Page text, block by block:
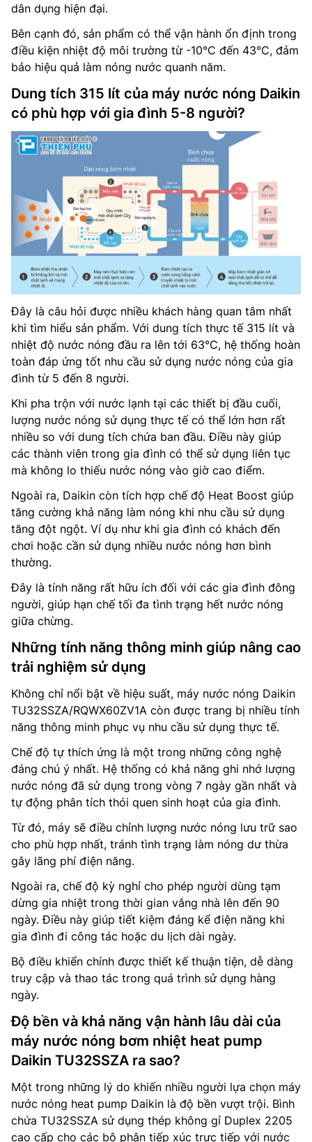
dân dụng hiện đại.
Bên cạnh đó, sản phẩm có thể vận hành ổn định trong
điều kiện nhiệt độ môi trường từ -10°C đến 43°C, đảm
bảo hiệu quả làm nóng nước quanh năm.
Dung tích 315 lít của máy nước nóng Daikin
có phù hợp với gia đình 5-8 người?
Đây là câu hỏi được nhiều khách hàng quan tâm nhất
khi tìm hiểu sản phẩm. Với dung tích thực tế 315 lít và
nhiệt độ nước nóng đầu ra lên tới 63°C, hệ thống hoàn
toàn đáp ứng tốt nhu cầu sử dụng nước nóng của gia
đình từ 5 đến 8 người.
Khi pha trộn với nước lạnh tại các thiết bị đầu cuối,
lượng nước nóng sử dụng thực tế có thể lớn hơn rất
nhiều so với dung tích chứa ban đầu. Điều này giúp
các thành viên trong gia đình có thể sử dụng liên tục
mà không lo thiếu nước nóng vào giờ cao điểm.
Ngoài ra, Daikin còn tích hợp chế độ Heat Boost giúp
tăng cường khả năng làm nóng khi nhu cầu sử dụng
tăng đột ngột. Ví dụ như khi gia đình có khách đến
chơi hoặc cần sử dụng nhiều nước nóng hơn bình
thường.
Đây là tính năng rất hữu ích đối với các gia đình đông
người, giúp hạn chế tối đa tình trạng hết nước nóng
giữa chừng.
Những tính năng thông minh giúp nâng cao
trải nghiệm sử dụng
Không chỉ nổi bật về hiệu suất, máy nước nóng Daikin
TU32SSZA/RQWX60ZV1A còn được trang bị nhiều tính
năng thông minh phục vụ nhu cầu sử dụng thực tế.
Chế độ tự thích ứng là một trong những công nghệ
đáng chú ý nhất. Hệ thống có khả năng ghi nhớ lượng
nước nóng đã sử dụng trong vòng 7 ngày gần nhất và
tự động phân tích thói quen sinh hoạt của gia đình.
Từ đó, máy sẽ điều chỉnh lượng nước nóng lưu trữ sao
cho phù hợp nhất, tránh tình trạng làm nóng dư thừa
gây lãng phí điện năng.
Ngoài ra, chế độ kỳ nghỉ cho phép người dùng tạm
dừng gia nhiệt trong thời gian vắng nhà lên đến 90
ngày. Điều này giúp tiết kiệm đáng kể điện năng khi
gia đình đi công tác hoặc du lịch dài ngày.
Bộ điều khiển chính được thiết kế thuận tiện, dễ dàng
truy cập và thao tác trong quá trình sử dụng hàng
ngày.
Độ bền và khả năng vận hành lâu dài của
máy nước nóng bơm nhiệt heat pump
Daikin TU32SSZA ra sao?
Một trong những lý do khiến nhiều người lựa chọn máy
nước nóng heat pump Daikin là độ bền vượt trội. Bình
chứa TU32SSZA sử dụng thép không gỉ Duplex 2205
cao cấp cho các bộ phận tiếp xúc trực tiếp với nước